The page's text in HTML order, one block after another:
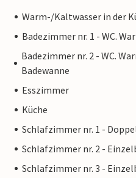
Warm-/Kaltwasser in der
Badezimmer nr. 1 - WC.
Badezimmer nr. 2 - WC.
Badewanne
Esszimmer
Küche
Schlafzimmer nr. 1 -
Schlafzimmer nr. 2 -
Schlafzimmer nr. 3 -